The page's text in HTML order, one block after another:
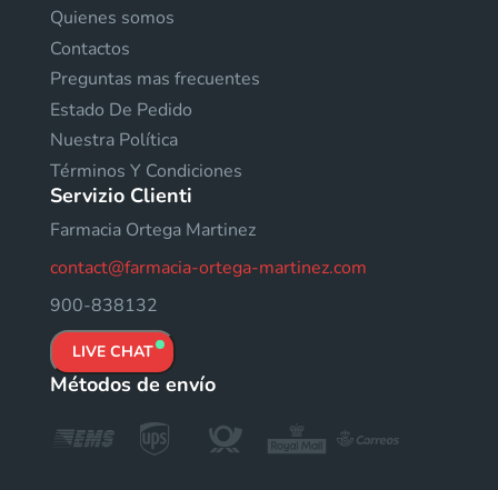
Quienes somos
Contactos
Preguntas mas frecuentes
Estado De Pedido
Nuestra Política
Términos Y Condiciones
Servizio Clienti
Farmacia Ortega Martinez
contact@farmacia-ortega-martinez.com
900-838132
LIVE CHAT
Métodos de envío